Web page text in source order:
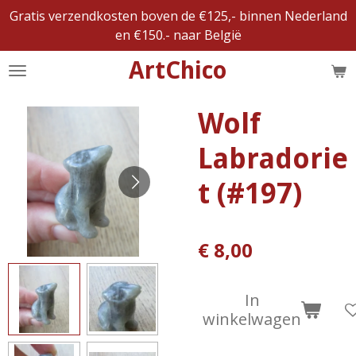
Ga
naar
de
ArtChico
Gratis verzendkosten boven de €125,- binnen Nederland
en €150.- naar België
Wolf
Labradorie
t (#197)
€ 8,00
In
winkelwagen